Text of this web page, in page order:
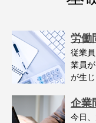
労働
従業
業員
が生じ
企業
今日